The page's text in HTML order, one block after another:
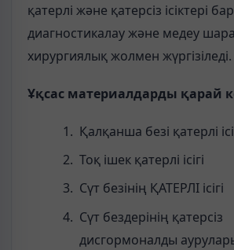
қатерлі және қатерсіз ісіктері
диагностикалау және медеу
хирургиялық жолмен жүргізіледі.
Ұқсас материалдарды қарай
Қалқанша безі қатерлі
Тоқ ішек қатерлі ісігі
Сүт безінің ҚАТЕРЛІ ісігі
Сүт бездерінің қатерсіз
дисгормоналды